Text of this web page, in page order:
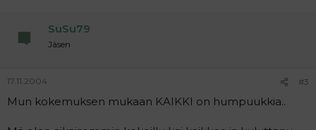
SuSu79
Jäsen
17.11.2004 #3
Mun kokemuksen mukaan KAIKKI on humpuukkia..